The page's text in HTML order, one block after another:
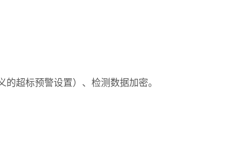
超标预警设置）、检测数据加密。